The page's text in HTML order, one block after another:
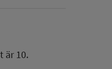
är 10.